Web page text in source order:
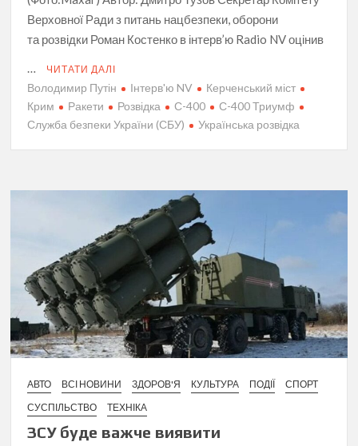
Верховної Ради з питань нацбезпеки, оборони
та розвідки Роман Костенко в інтерв’ю Radio NV оцінив
…
ЧИТАТИ ДАЛІ
Володимир Путін Інтерв'ю NV
Керченський міст
Крим
Ракети Розвідка С-400
С-400 Триумф
Служба безпеки України (СБУ)
Українська розвідка
АВТО ВСІ НОВИНИ ЗДОРОВ'Я КУЛЬТУРА ПОДІЇ
СПОРТ
СУСПІЛЬСТВО
ТЕХНІКА
ЗСУ буде важче виявити